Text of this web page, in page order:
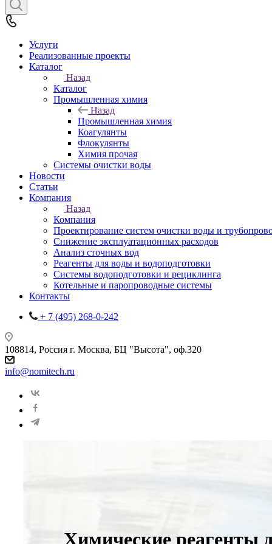
Услуги
Реализованные проекты
Каталог
Назад
Каталог
Промышленная химия
Назад
Промышленная химия
Коагулянты
Флокулянты
Химия прочая
Системы очистки воды
Новости
Статьи
Компания
Назад
Компания
Проектирование систем очистки воды и
Снижение эксплуатационных расходов
Анализ сточных вод
Реагенты для воды и водоподготовки
Системы водоподготовки и рециклинга
Котельные и паропроводные системы
Контакты
+ 7 (495) 268-0-242
108814, Россия г. Москва, БЦ "Высота", оф.320
info@nomitech.ru
Химические реагенты